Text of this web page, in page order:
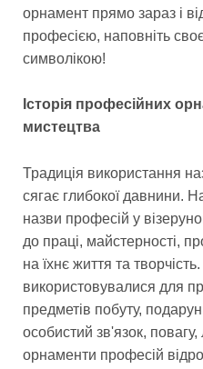
орнамент прямо зараз і
професією, наповніть
символікою!
Історія професійних
мистецтва
Традиція використання
сягає глибокої давнини.
назви професій у
до праці, майстерності,
на їхнє життя та
використовувалися для
предметів побуту,
особистий зв'язок,
орнаменти професій